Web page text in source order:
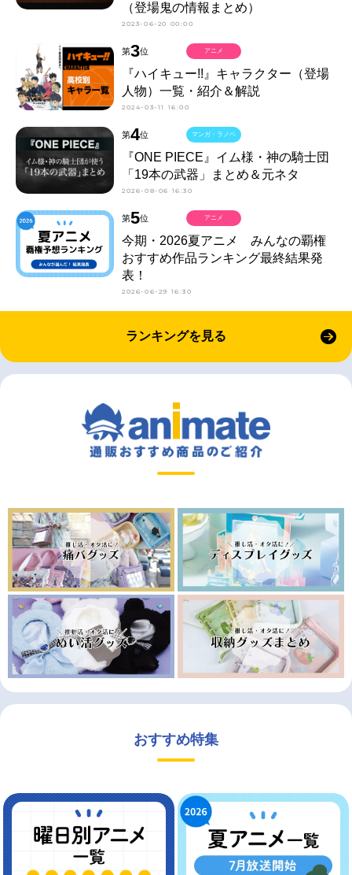
（登場鬼の情報まとめ）
2023-06-20 00:00
第3位
『ハイキュー!!』キャラクター（登場
人物）一覧・紹介＆解説
2024-03-11 16:00
アニメ
第4位
『ONE PIECE』イム様・神の騎士団
「19本の武器」まとめ＆元ネタ
2026-08-06 16:30
マンガ・ラノベ
第5位
今期・2026夏アニメ みんなの覇権
おすすめ作品ランキング最終結果発
表！
2026-06-29 16:30
アニメ
ランキングを見る
おすすめ特集